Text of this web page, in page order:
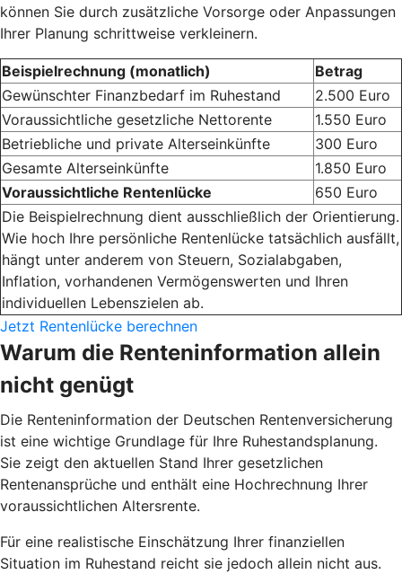
können Sie durch zusätzliche Vorsorge oder Anpassungen
Ihrer Planung schrittweise verkleinern.
Beispielrechnung (monatlich)
Betrag
Gewünschter Finanzbedarf im Ruhestand
2.500 Euro
Voraussichtliche gesetzliche Nettorente
1.550 Euro
Betriebliche und private Alterseinkünfte
300 Euro
Gesamte Alterseinkünfte
1.850 Euro
Voraussichtliche Rentenlücke
650 Euro
Die Beispielrechnung dient ausschließlich der Orientierung.
Wie hoch Ihre persönliche Rentenlücke tatsächlich ausfällt,
hängt unter anderem von Steuern, Sozialabgaben,
Inflation, vorhandenen Vermögenswerten und Ihren
individuellen Lebenszielen ab.
Jetzt Rentenlücke berechnen
Warum die Renteninformation allein
nicht genügt
Die Renteninformation der Deutschen Rentenversicherung
ist eine wichtige Grundlage für Ihre Ruhestandsplanung.
Sie zeigt den aktuellen Stand Ihrer gesetzlichen
Rentenansprüche und enthält eine Hochrechnung Ihrer
voraussichtlichen Altersrente.
Für eine realistische Einschätzung Ihrer finanziellen
Situation im Ruhestand reicht sie jedoch allein nicht aus.